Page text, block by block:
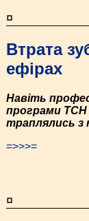
¤
Втрата
ефірах
Навіть
програми ТСН
траплялись з
=>>>=
¤